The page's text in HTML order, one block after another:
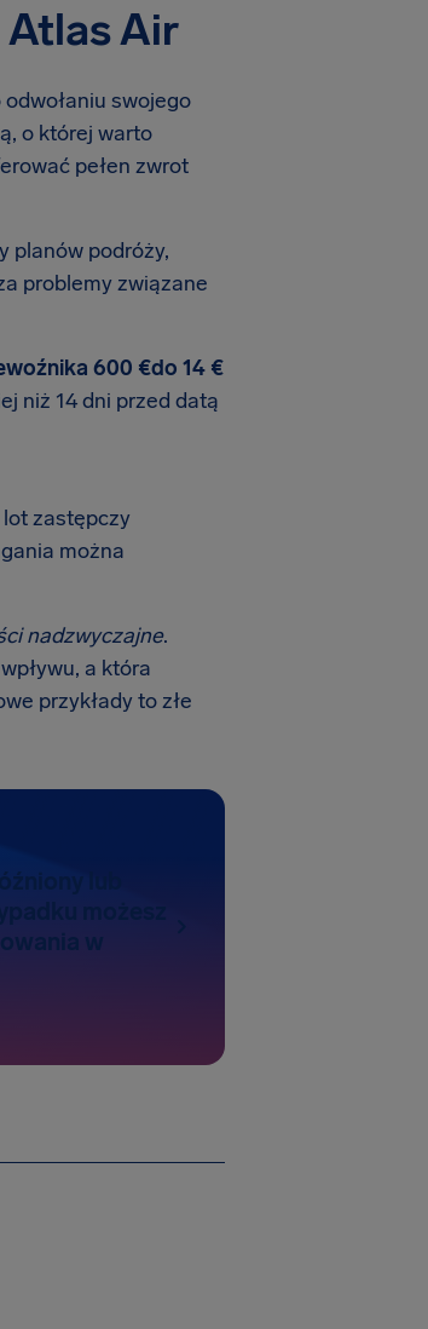
Air
swojego
o której warto
pełen zwrot
planów podróży,
problemy związane
600 €do 14 €
niż 14 dni przed datą
lot zastępczy
można
nadzwyczajne.
a która
przykłady to złe
lub
możesz
w